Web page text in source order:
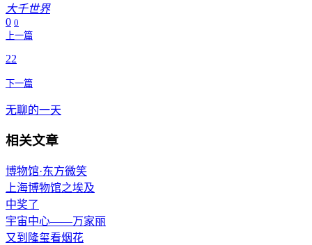
大千世界
0 0
上一篇
22
下一篇
无聊的一天
相关文章
博物馆·东方微笑
上海博物馆之埃及
中奖了
宇宙中心——万家丽
又到隆玺看烟花